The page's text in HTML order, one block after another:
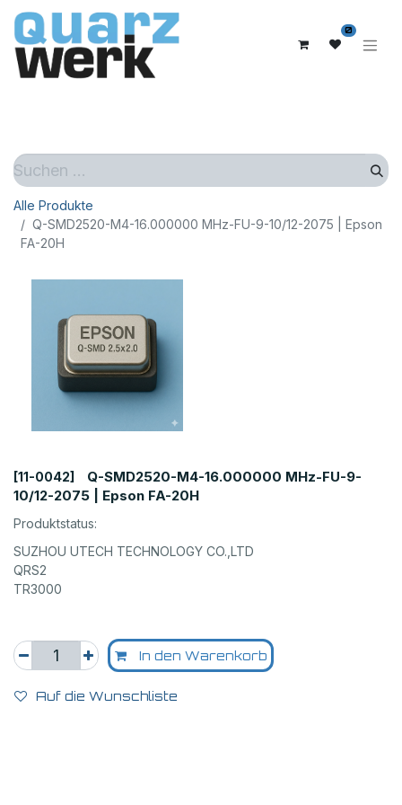
0
Alle Produkte
Q-SMD2520-M4-16.000000 MHz-FU-9-10/12-2075 | Epson
FA-20H
[11-0042]
Q-SMD2520-M4-16.000000 MHz-FU-9-
10/12-2075 | Epson FA-20H
Produktstatus:
SUZHOU UTECH TECHNOLOGY CO.,LTD
QRS2
TR3000
In den Warenkorb
Auf die Wunschliste